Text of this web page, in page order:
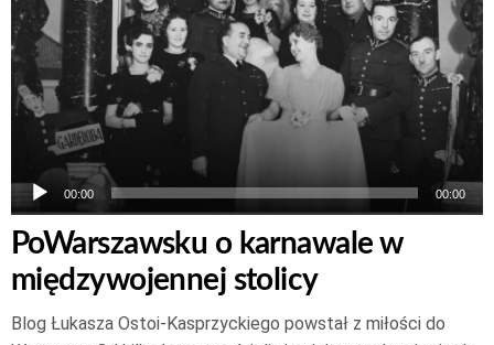
00:00 00:00
PoWarszawsku o karnawale w
międzywojennej stolicy
Blog Łukasza Ostoi-Kasprzyckiego powstał z miłości do